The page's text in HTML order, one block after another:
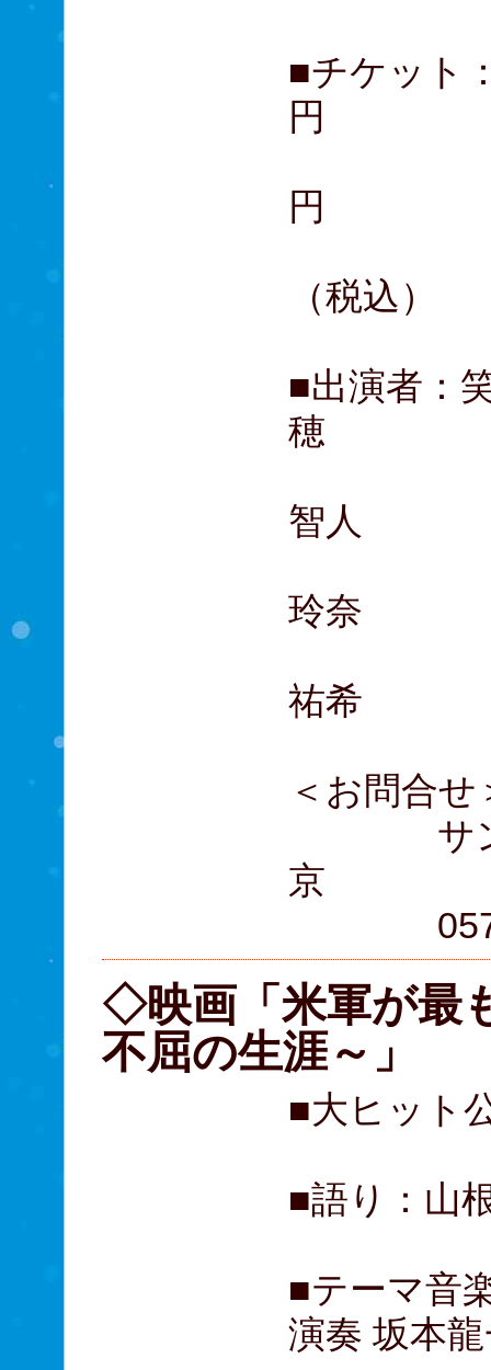
■チケット
円
円
（税込）
■出演者：
穂
智人
玲奈
祐希
＜お問合
サンラ
京
0570-
◇映画「米軍が最
不屈の生涯～」
■大ヒット
■語り：山
■テーマ音
演奏 坂本